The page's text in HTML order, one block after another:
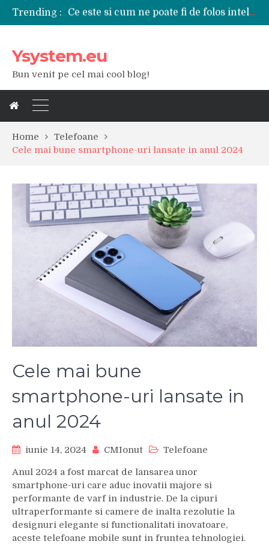
Trending :
Tipuri de polizoare de care este nevoie intr-un atelier
Utilizarea diferitelor jucarii sexuale in viata de cuplu
Modul in care a evoluat tehnologia in ultimul secol
Ysystem.eu
Bun venit pe cel mai cool blog!
Home
Telefoane
Cele mai bune smartphone-uri lansate in anul 2024
Cele mai bune
smartphone-uri lansate in
anul 2024
iunie 14, 2024 CMIonut Telefoane
Anul 2024 a fost marcat de lansarea unor
smartphone-uri care aduc inovatii majore si
performante de varf in industrie. De la cipuri
ultraperformante si camere de inalta rezolutie la
designuri elegante si functionalitati inovatoare,
aceste telefoane mobile sunt in fruntea tehnologiei.